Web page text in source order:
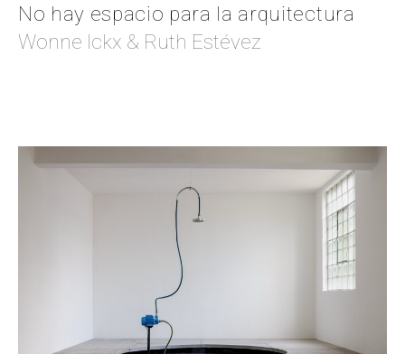
No hay espacio para la arquitectura
Wonne Ickx & Ruth Estévez